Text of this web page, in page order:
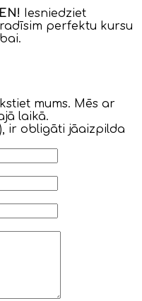
Iesniedziet
perfektu kursu
mums. Mēs ar
laikā.
ir obligāti jāaizpilda